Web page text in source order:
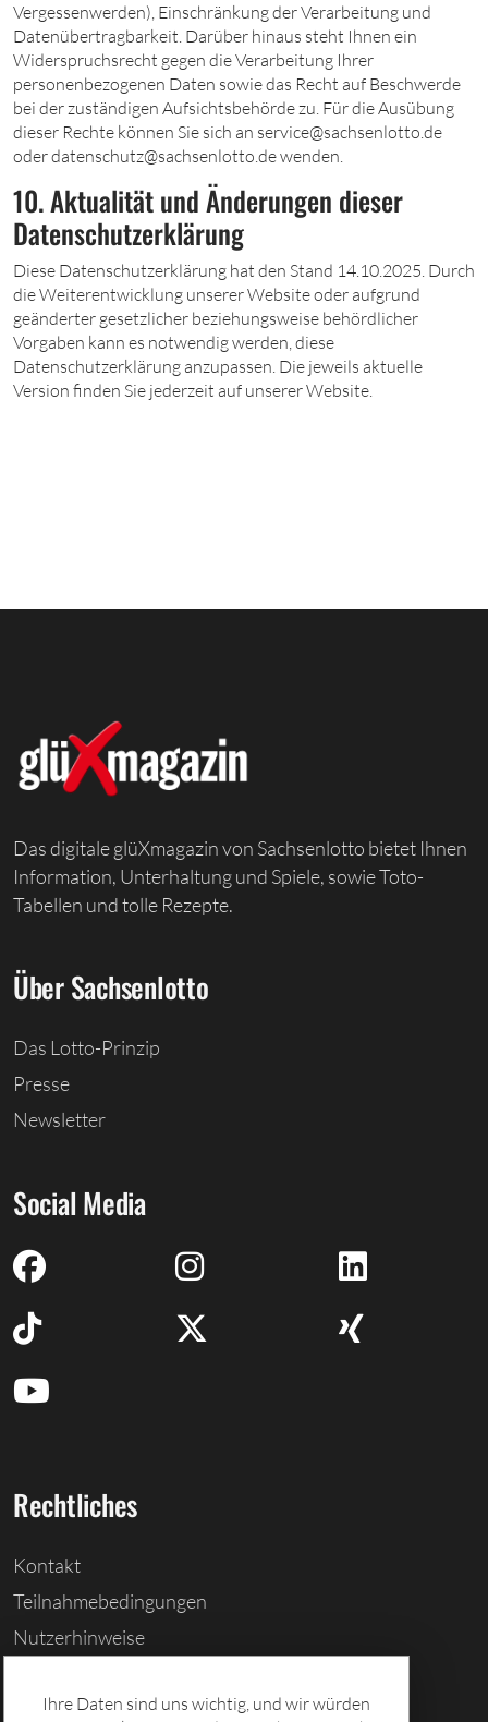
Vergessenwerden), Einschränkung der Verarbeitung und
Datenübertragbarkeit. Darüber hinaus steht Ihnen ein
Widerspruchsrecht gegen die Verarbeitung Ihrer
personenbezogenen Daten sowie das Recht auf Beschwerde
bei der zuständigen Aufsichtsbehörde zu. Für die Ausübung
dieser Rechte können Sie sich an service@sachsenlotto.de
oder datenschutz@sachsenlotto.de wenden.
10. Aktualität und Änderungen dieser
Datenschutzerklärung
Diese Datenschutzerklärung hat den Stand 14.10.2025. Durch
die Weiterentwicklung unserer Website oder aufgrund
geänderter gesetzlicher beziehungsweise behördlicher
Vorgaben kann es notwendig werden, diese
Datenschutzerklärung anzupassen. Die jeweils aktuelle
Version finden Sie jederzeit auf unserer Website.
Das digitale glüXmagazin von Sachsenlotto bietet Ihnen
Information, Unterhaltung und Spiele, sowie Toto-
Tabellen und tolle Rezepte.
Über Sachsenlotto
Das Lotto-Prinzip
Presse
Newsletter
Social Media
Rechtliches
Kontakt
Teilnahmebedingungen
Nutzerhinweise
Cookies löschen
Ihre Daten sind uns wichtig, und wir würden